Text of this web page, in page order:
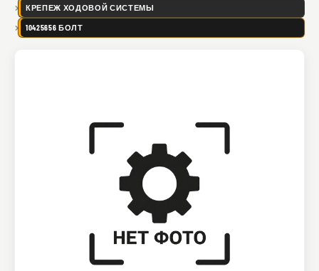
КРЕПЕЖ ХОДОВОЙ СИСТЕМЫ
10425656 БОЛТ